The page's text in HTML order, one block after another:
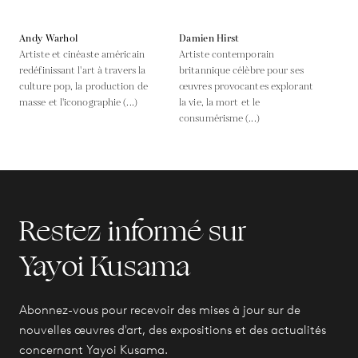
Andy Warhol
Artiste et cinéaste américain
redéfinissant l'art à travers la
culture pop, la production de
masse et l'iconographie (...)
Damien Hirst
Artiste contemporain
britannique célèbre pour ses
œuvres provocantes explorant
la vie, la mort et le
consumérisme (...)
Restez informé sur
Yayoi Kusama
Abonnez-vous pour recevoir des mises à jour sur de
nouvelles œuvres d'art, des expositions et des actualités
concernant Yayoi Kusama.